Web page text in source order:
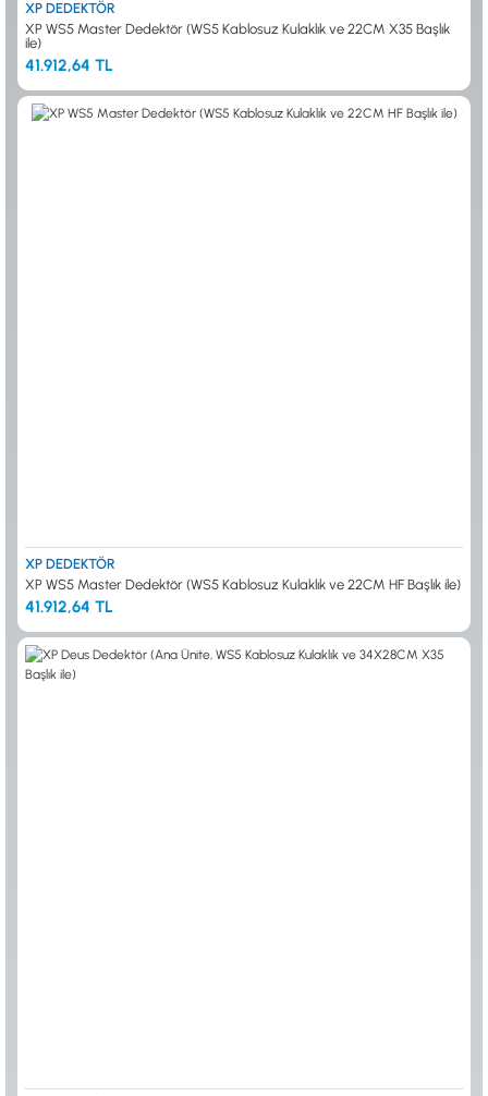
XP DEDEKTÖR
XP WS5 Master Dedektör (WS5 Kablosuz Kulaklık ve 22CM X35 Başlık
ile)
41.912,64 TL
XP DEDEKTÖR
XP WS5 Master Dedektör (WS5 Kablosuz Kulaklık ve 22CM HF Başlık ile)
41.912,64 TL